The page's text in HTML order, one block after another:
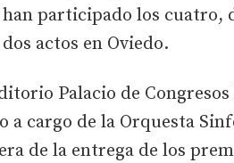
participado los cuatro,
actos en Oviedo.
Palacio de
cargo de la Orquesta
de la entrega de los